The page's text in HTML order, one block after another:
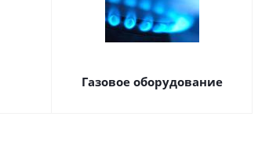
Газовое оборудование